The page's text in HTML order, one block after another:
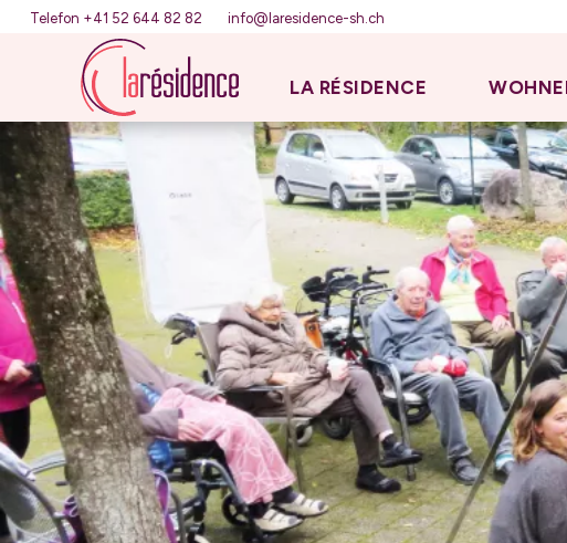
Telefon +41 52 644 82 82 info@laresidence-sh.ch
LA RÉSIDENCE